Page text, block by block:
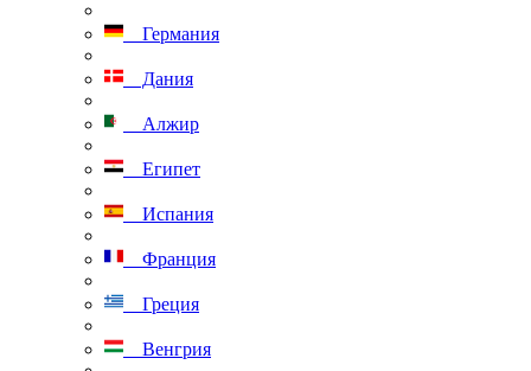
Германия
Дания
Алжир
Египет
Испания
Франция
Греция
Венгрия